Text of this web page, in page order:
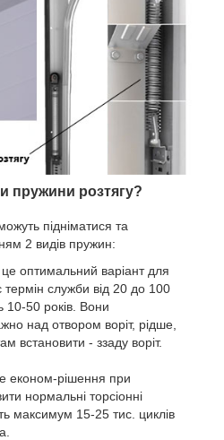
пружини розтягу?
підніматися та
2 видів пружин:
оптимальний варіант для
термін служби від 20 до 100
10-50 років. Вони
над отвором воріт, рідше,
встановити - ззаду воріт.
економ-рішення при
нормальні торсіонні
максимум 15-25 тис. циклів